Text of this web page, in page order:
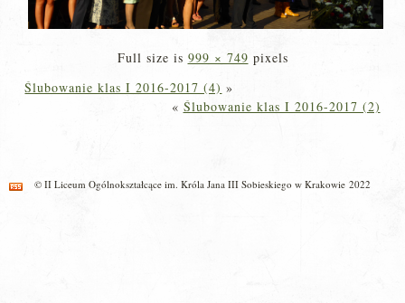
Full size is 999 × 749 pixels
Ślubowanie klas I 2016-2017 (4) »
« Ślubowanie klas I 2016-2017 (2)
© II Liceum Ogólnokształcące im. Króla Jana III Sobieskiego w Krakowie 2022